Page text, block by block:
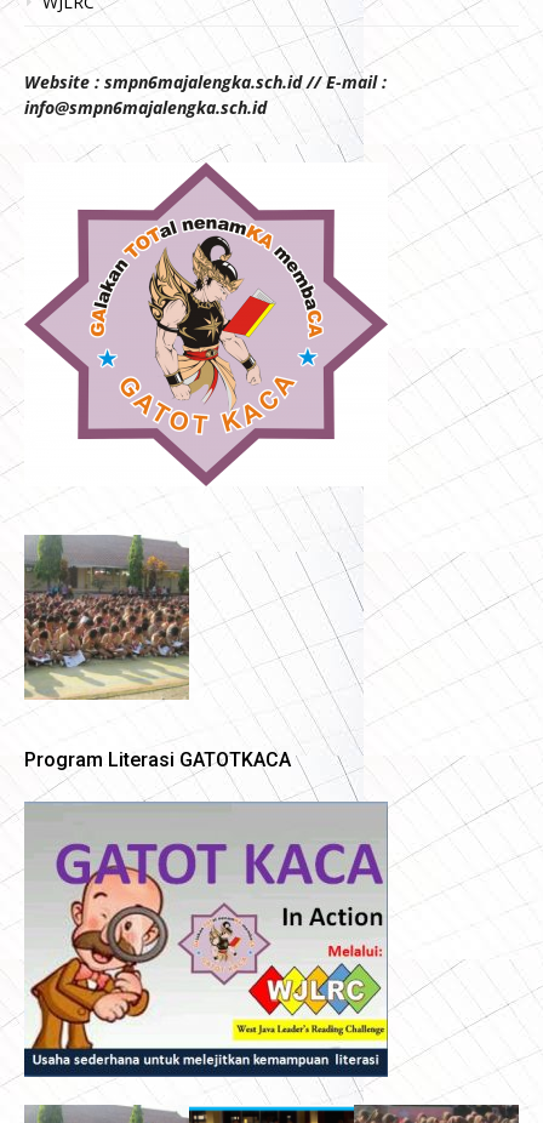
Website : smpn6majalengka.sch.id // E-mail :
info@smpn6majalengka.sch.id
Program Literasi GATOTKACA